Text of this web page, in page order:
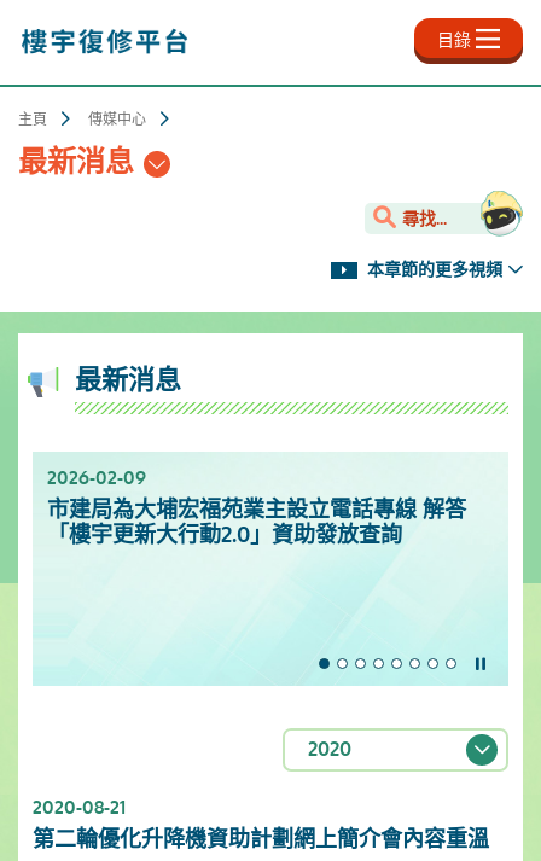
內
目錄
主頁 傳媒中心
最新消息
尋找...
本章節的更多視頻
最新消息
2026-02-09
市建局為大埔宏福苑業主設立電話專線 解答
「樓宇更新大行動2.0」資助發放查詢
2025-11-18
新影片上架✨- 樓宇保養之道
2025-10-13
服務升級！樓宇復修資源中心延長開放時間
[週一至週日]
2025-09-30
「樓宇復修公司資料庫」已於2025年9月更新
2025-06-27
「樓宇復修公司資料庫」已於2025年6月更新
2025-03-25
「樓宇復修公司資料庫」已於2025年3月更新
2025-01-10
市區更新電視特輯
2024-12-31
「樓宇復修公司資料庫」已於2024年12月更新
2020
2020-08-21
第二輪優化升降機資助計劃網上簡介會內容重溫